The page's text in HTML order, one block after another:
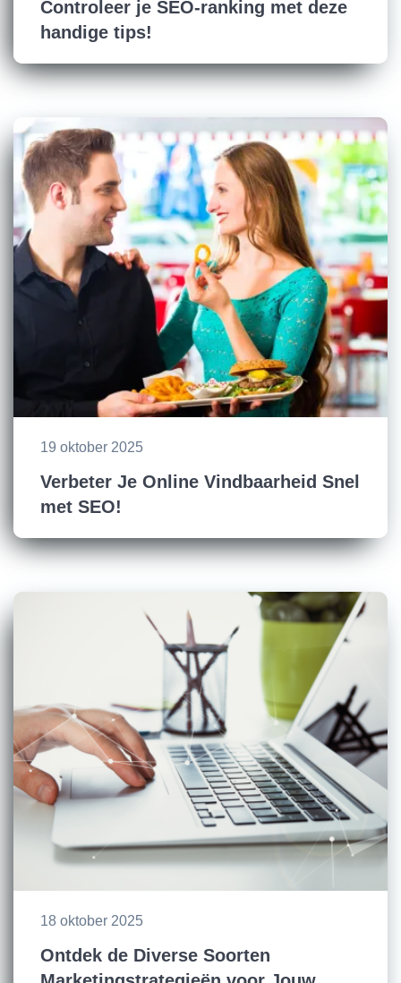
Controleer je SEO-ranking met deze
handige tips!
19 oktober 2025
Verbeter Je Online Vindbaarheid Snel
met SEO!
18 oktober 2025
Ontdek de Diverse Soorten